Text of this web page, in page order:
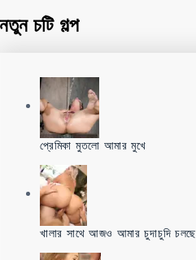
নতুন চটি গল্প
প্রেমিকা মুতলো আমার মুখে
খালার সাথে আজও আমার চুদাচুদি চলছে